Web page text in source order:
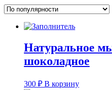
Натуральное
шоколадное
300 ₽ В корзину